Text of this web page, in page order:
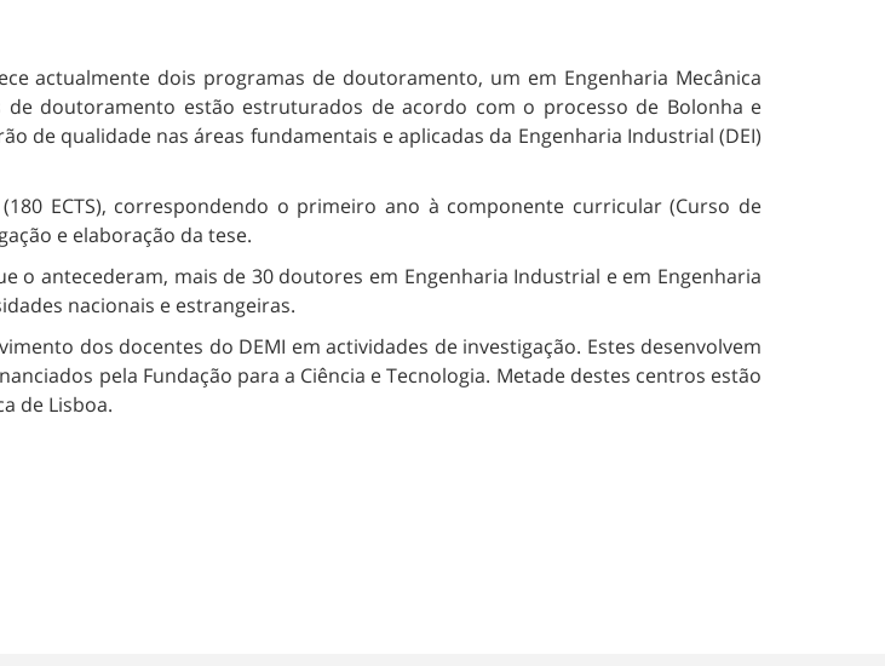
actualmente dois programas de doutoramento, um em Engenharia Mecânica
doutoramento estão estruturados de acordo com o processo de Bolonha e
de qualidade nas áreas fundamentais e aplicadas da Engenharia Industrial (DEI)
ECTS), correspondendo o primeiro ano à componente curricular (Curso de
e elaboração da tese.
o antecederam, mais de 30 doutores em Engenharia Industrial e em Engenharia
nacionais e estrangeiras.
dos docentes do DEMI em actividades de investigação. Estes desenvolvem
pela Fundação para a Ciência e Tecnologia. Metade destes centros estão
de Lisboa.